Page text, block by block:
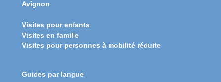
Avignon
Visites pour enfants
Visites en famille
Visites pour personnes à mobilité réduite
Guides par langue